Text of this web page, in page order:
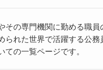
その専門機関に勤める職
れた世界で活躍する公
の一覧ページです。